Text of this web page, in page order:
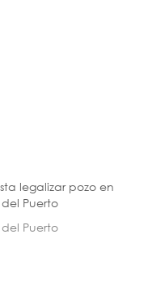
legalizar pozo en
Puerto
Puerto